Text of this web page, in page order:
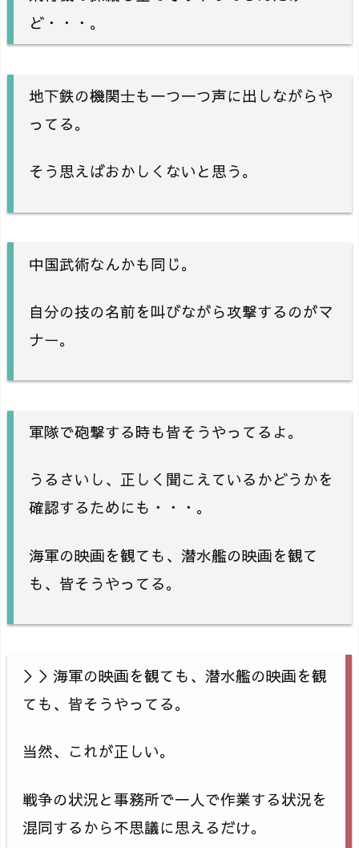
ど・・・。
地下鉄の機関士も一つ一つ声に出しながらや
ってる。
そう思えばおかしくないと思う。
中国武術なんかも同じ。
自分の技の名前を叫びながら攻撃するのがマ
ナー。
軍隊で砲撃する時も皆そうやってるよ。
うるさいし、正しく聞こえているかどうかを
確認するためにも・・・。
海軍の映画を観ても、潜水艦の映画を観て
も、皆そうやってる。
＞＞海軍の映画を観ても、潜水艦の映画を観
ても、皆そうやってる。
当然、これが正しい。
戦争の状況と事務所で一人で作業する状況を
混同するから不思議に思えるだけ。